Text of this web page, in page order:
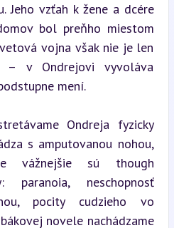
Jeho vzťah k žene a dcére
bol preňho miestom
vojna však nie je len
– v Ondrejovi vyvoláva
mení.
Ondreja fyzicky
s amputovanou nohou,
vážnejšie sú though
paranoia, neschopnosť
pocity cudzieho vo
novele nachádzame